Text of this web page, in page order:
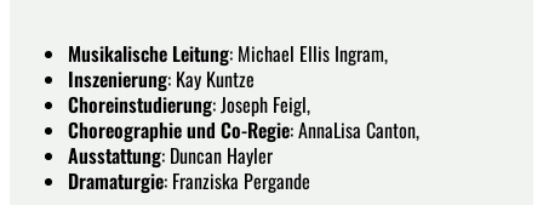
Musikalische Leitung: Michael Ellis Ingram,
Inszenierung: Kay Kuntze
Choreinstudierung: Joseph Feigl,
Choreographie und Co-Regie: AnnaLisa Canton,
Ausstattung: Duncan Hayler
Dramaturgie: Franziska Pergande